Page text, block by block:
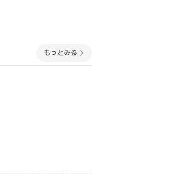
もっとみる